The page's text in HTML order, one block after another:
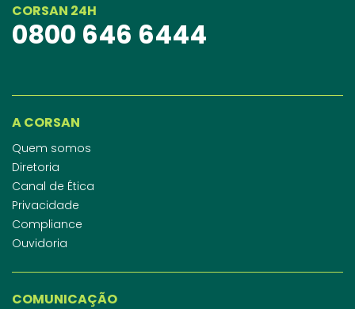
CORSAN 24H
0800 646 6444
A CORSAN
Quem somos
Diretoria
Canal de Ética
Privacidade
Compliance
Ouvidoria
COMUNICAÇÃO